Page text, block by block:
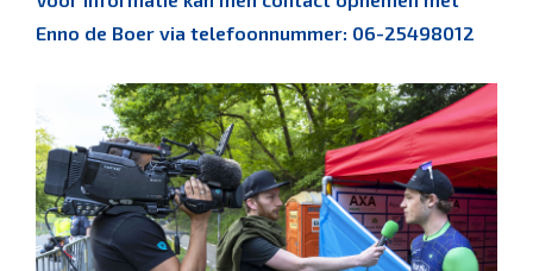
Enno de Boer via telefoonnummer: 06-25498012